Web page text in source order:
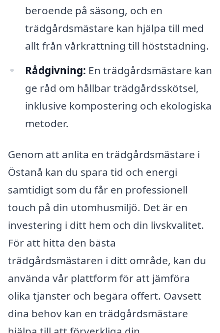
beroende på säsong, och en
trädgårdsmästare kan hjälpa till med
allt från vårkrattning till höststädning.
Rådgivning: En trädgårdsmästare kan
ge råd om hållbar trädgårdsskötsel,
inklusive kompostering och ekologiska
metoder.
Genom att anlita en trädgårdsmästare i
Östanå kan du spara tid och energi
samtidigt som du får en professionell
touch på din utomhusmiljö. Det är en
investering i ditt hem och din livskvalitet.
För att hitta den bästa
trädgårdsmästaren i ditt område, kan du
använda vår plattform för att jämföra
olika tjänster och begära offert. Oavsett
dina behov kan en trädgårdsmästare